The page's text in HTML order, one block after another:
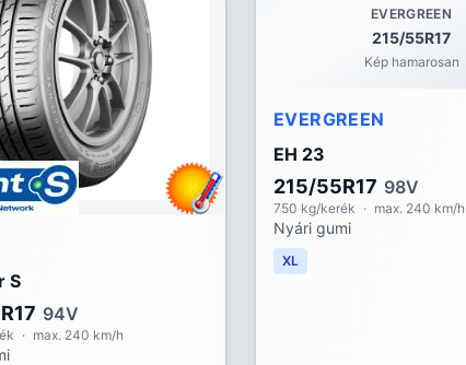
S
94V
· max. 240 km/h
EVERGREEN
215/55R17
Kép hamarosan
EVERGREEN
EH 23
215/55R17 98V
750 kg/kerék · max. 240 km/h
Nyári gumi
XL